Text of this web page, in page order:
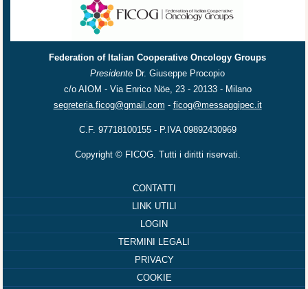
Federation of Italian Cooperative Oncology Groups
Presidente Dr. Giuseppe Procopio
c/o AIOM - Via Enrico Nöe, 23 - 20133 - Milano
segreteria.ficog@gmail.com - ficog@messaggipec.it
C.F. 97718100155 - P.IVA 09892430969
Copyright © FICOG. Tutti i diritti riservati.
CONTATTI
LINK UTILI
LOGIN
TERMINI LEGALI
PRIVACY
COOKIE